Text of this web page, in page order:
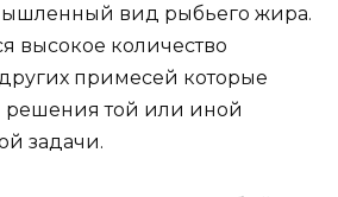
вид рыбьего жира.
высокое количество
примесей которые
той или иной
задачи.